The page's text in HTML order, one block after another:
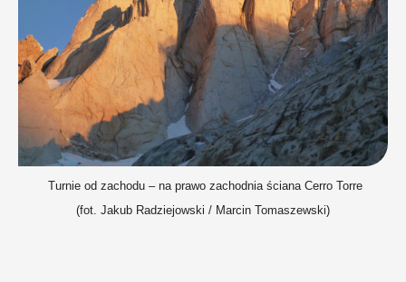
Turnie od zachodu – na prawo zachodnia ściana Cerro Torre
(fot. Jakub Radziejowski / Marcin Tomaszewski)